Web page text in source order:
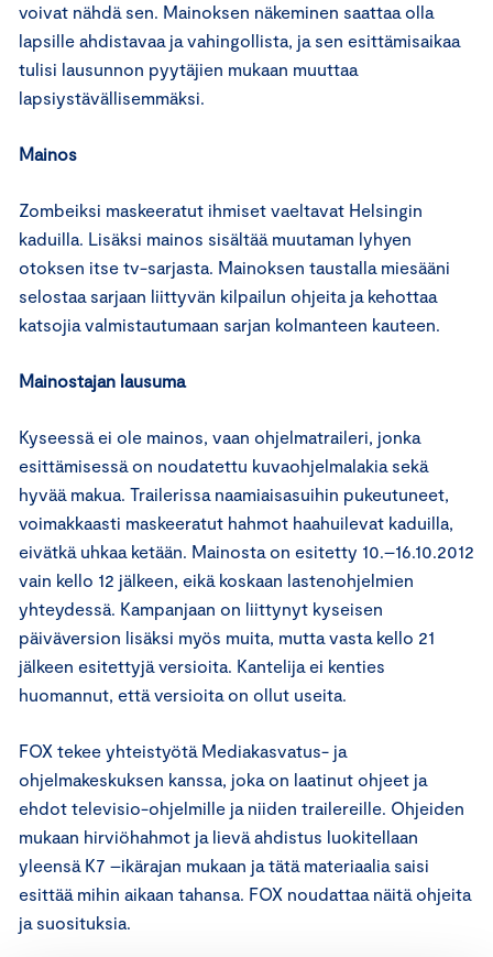
voivat nähdä sen. Mainoksen näkeminen saattaa olla
lapsille ahdistavaa ja vahingollista, ja sen esittämisaikaa
tulisi lausunnon pyytäjien mukaan muuttaa
lapsiystävällisemmäksi.
Mainos
Zombeiksi maskeeratut ihmiset vaeltavat Helsingin
kaduilla. Lisäksi mainos sisältää muutaman lyhyen
otoksen itse tv-sarjasta. Mainoksen taustalla miesääni
selostaa sarjaan liittyvän kilpailun ohjeita ja kehottaa
katsojia valmistautumaan sarjan kolmanteen kauteen.
Mainostajan lausuma
Kyseessä ei ole mainos, vaan ohjelmatraileri, jonka
esittämisessä on noudatettu kuvaohjelmalakia sekä
hyvää makua. Trailerissa naamiaisasuihin pukeutuneet,
voimakkaasti maskeeratut hahmot haahuilevat kaduilla,
eivätkä uhkaa ketään. Mainosta on esitetty 10.–16.10.2012
vain kello 12 jälkeen, eikä koskaan lastenohjelmien
yhteydessä. Kampanjaan on liittynyt kyseisen
päiväversion lisäksi myös muita, mutta vasta kello 21
jälkeen esitettyjä versioita. Kantelija ei kenties
huomannut, että versioita on ollut useita.
FOX tekee yhteistyötä Mediakasvatus- ja
ohjelmakeskuksen kanssa, joka on laatinut ohjeet ja
ehdot televisio-ohjelmille ja niiden trailereille. Ohjeiden
mukaan hirviöhahmot ja lievä ahdistus luokitellaan
yleensä K7 –ikärajan mukaan ja tätä materiaalia saisi
esittää mihin aikaan tahansa. FOX noudattaa näitä ohjeita
ja suosituksia.